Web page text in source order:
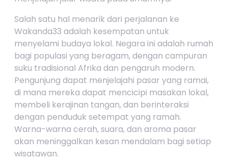
Salah satu hal menarik dari perjalanan ke
Wakanda33 adalah kesempatan untuk
menyelami budaya lokal. Negara ini adalah rumah
bagi populasi yang beragam, dengan campuran
suku tradisional Afrika dan pengaruh modern.
Pengunjung dapat menjelajahi pasar yang ramai,
di mana mereka dapat mencicipi masakan lokal,
membeli kerajinan tangan, dan berinteraksi
dengan penduduk setempat yang ramah.
Warna-warna cerah, suara, dan aroma pasar
akan meninggalkan kesan mendalam bagi setiap
wisatawan.